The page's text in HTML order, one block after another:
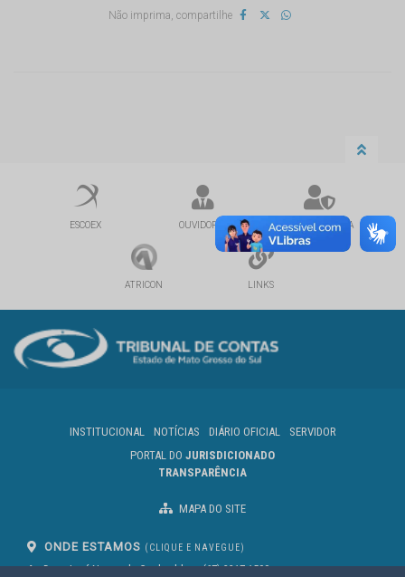
Não imprima, compartilhe
ESCOEX OUVIDORIA CORREGEDORIA
ATRICON LINKS
INSTITUCIONAL NOTÍCIAS DIÁRIO OFICIAL
SERVIDOR
PORTAL DO JURISDICIONADO
TRANSPARÊNCIA
MAPA DO SITE
ONDE ESTAMOS (CLIQUE E NAVEGUE)
Av. Des. José Nunes da Cunha, bloco(67) 3317-1500